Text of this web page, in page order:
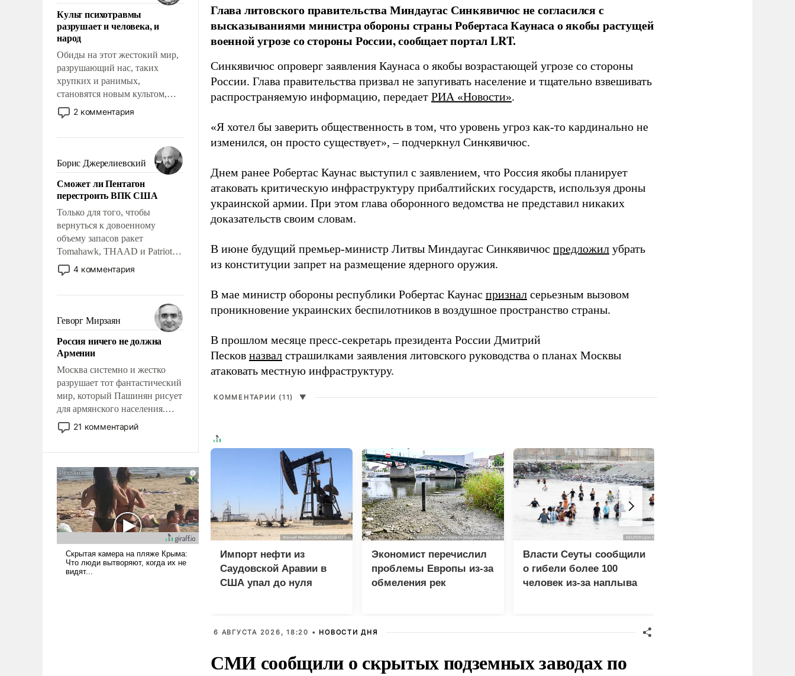
Культ психотравмы
разрушает и человека, и
народ
Обиды на этот жестокий мир,
разрушающий нас, таких
хрупких и ранимых,
становятся новым культом,
постепенно вытесняя и
отменяя традиционное
мужественным и твердым под
ударами судьбы, брать на себя
ответственность, помогать
слабым, идти вперед и
адаптироваться.
2 комментария
Борис Джерелиевский
Сможет ли Пентагон
перестроить ВПК США
Только для того, чтобы
вернуться к довоенному
объему запасов ракет
Tomahawk, THAAD и Patriot
США потребуется более трех
лет. Даже небольшая война с
Сложившаяся ситуация
означает многолетний период
уязвимости США, например,
перед Китаем.
4 комментария
Геворг Мирзаян
Россия ничего не должна
Армении
Москва системно и жестко
разрушает тот фантастический
мир, который Пашинян рисует
для армянского населения.
Мир, где политические
прожекты будут безусловно
налогоплательщиков и где
Еревану за свои поступки не
нужно отвечать.
21 комментарий
Глава литовского правительства Миндаугас Синкявичюс не согласился с
высказываниями министра обороны страны Робертаса Каунаса о якобы растущей
военной угрозе со стороны России, сообщает портал LRT.
Синкявичюс опроверг заявления Каунаса о якобы возрастающей угрозе со стороны
России. Глава правительства призвал не запугивать население и тщательно взвешивать
распространяемую информацию, передает РИА «Новости».
«Я хотел бы заверить общественность в том, что уровень угроз как-то кардинально не
изменился, он просто существует», – подчеркнул Синкявичюс.
Днем ранее Робертас Каунас выступил с заявлением, что Россия якобы планирует
атаковать критическую инфраструктуру прибалтийских государств, используя дроны
украинской армии. При этом глава оборонного ведомства не представил никаких
доказательств своим словам.
В июне будущий премьер-министр Литвы Миндаугас Синкявичюс предложил убрать
из конституции запрет на размещение ядерного оружия.
В мае министр обороны республики Робертас Каунас признал серьезным вызовом
проникновение украинских беспилотников в воздушное пространство страны.
В прошлом месяце пресс-секретарь президента России Дмитрий
Песков назвал страшилками заявления литовского руководства о планах Москвы
атаковать местную инфраструктуру.
КОММЕНТАРИИ (11) ▼
Импорт нефти из
Саудовской Аравии в
США упал до нуля
Экономист перечислил
проблемы Европы из-за
обмеления рек
Власти Сеуты сообщили
о гибели более 100
человек из-за наплыва
6 АВГУСТА 2026, 18:20 • НОВОСТИ ДНЯ
СМИ сообщили о скрытых подземных заводах по